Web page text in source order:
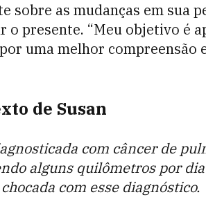
sobre as mudanças em sua
o presente. “Meu objetivo é
uma melhor compreensão
de Susan
com câncer de
alguns quilômetros por
com esse diagnóstico.